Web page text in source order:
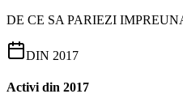
DE CE SA PARIEZI
DIN 2017
Activi din 2017